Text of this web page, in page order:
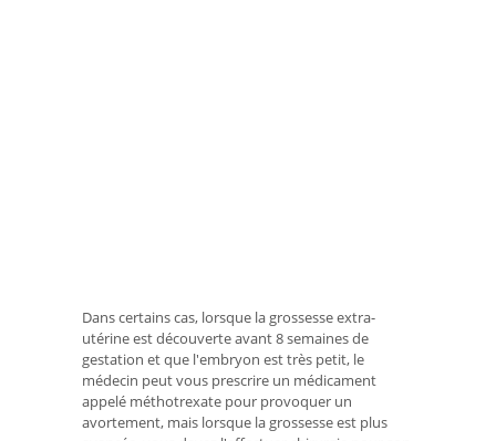
Dans certains cas, lorsque la grossesse extra-
utérine est découverte avant 8 semaines de
gestation et que l'embryon est très petit, le
médecin peut vous prescrire un médicament
appelé méthotrexate pour provoquer un
avortement, mais lorsque la grossesse est plus